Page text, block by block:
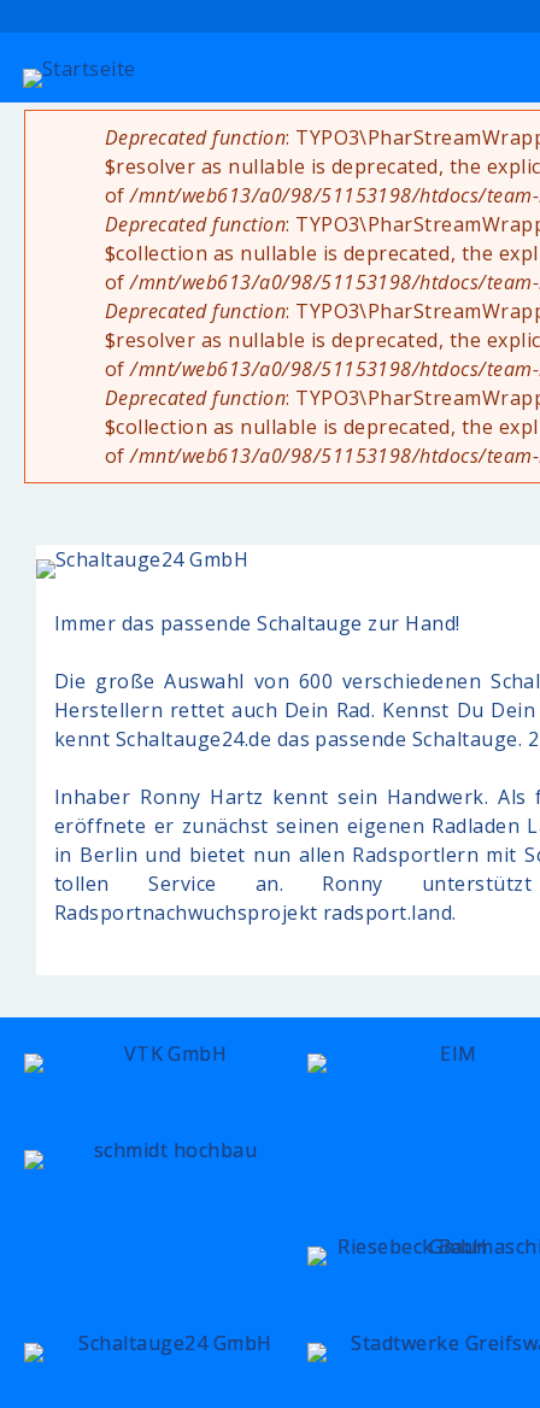
Fehlermeldung
Deprecated function:
$resolver as nullable is deprecated, the
of/mnt/web613/a0/98/51153198/htdocs/
Deprecated function:
$collection as nullable is deprecated, the
of/mnt/web613/a0/98/51153198/htdocs/
Deprecated function:
$resolver as nullable is deprecated, the
of/mnt/web613/a0/98/51153198/htdocs/
Deprecated function:
$collection as nullable is deprecated, the
of/mnt/web613/a0/98/51153198/htdocs/
Immer das passende Schaltauge zur Hand!
Die große Auswahl von 600 verschiedenen
Herstellern rettet auch Dein Rad. Kennst Du
kennt Schaltauge24.de das passende Schaltauge.
Inhaber Ronny Hartz kennt sein Handwerk. Als
eröffnete er zunächst seinen eigenen Radladen
in Berlin und bietet nun allen Radsportlern mit
tollen Service an. Ronny
Radsportnachwuchsprojekt radsport.land.